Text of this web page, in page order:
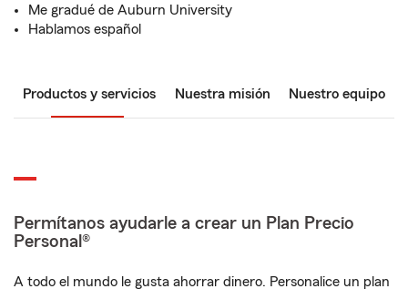
Me gradué de Auburn University
Hablamos español
Productos y servicios Nuestra misión Nuestro equipo
Permítanos ayudarle a crear un Plan Precio
Personal®
A todo el mundo le gusta ahorrar dinero. Personalice un plan